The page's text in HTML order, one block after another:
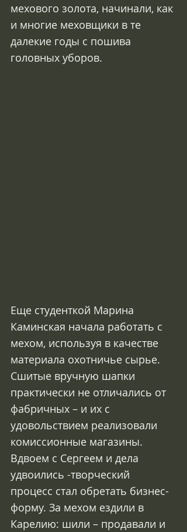
мехового золота, начинали, как
и многие меховщики в те
далекие годы с пошива
головных уборов.
Еще студенткой Марина
Каминская начала работать с
мехом, используя в качестве
материала охотничье сырье.
Сшитые вручную шапки
практически не отличались от
фабричных – и их с
удовольствием реализовали
комиссионные магазины.
Вдвоем с Сергеем и дела
удвоились -творческий
процесс стал обретать бизнес-
форму. За мехом ездили в
Карелию: шили – продавали и